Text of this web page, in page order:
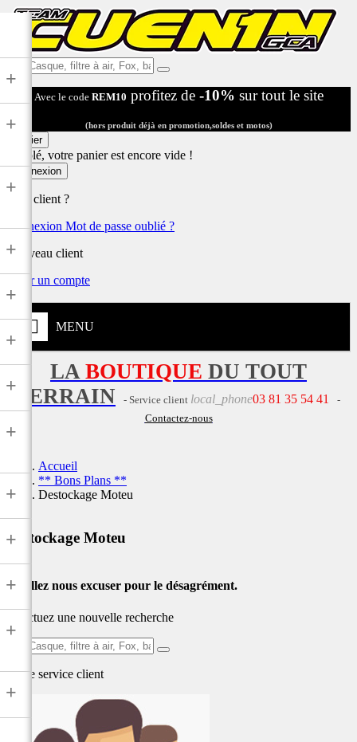
Ex:
Casque,
filtre
air,
Fox,
...
Avec le code REM10 profitez de -10% sur tout le site
(hors produit déjà en promotion,soldes et motos)
Panier
Désolé, votre panier est encore vide !
Connexion
Déjà client ?
Connexion Mot de passe oublié ?
Nouveau client
Créer un compte
MENU
+
+
+
+
+
+
+
+
+
+
+
+
+
LA BOUTIQUE DU TOUT
TERRAIN
- Service client local_phone03 81 35 54 41
-
Contactez-nous
Accueil
** Bons Plans **
Destockage Moteu
Destockage Moteu
Veuillez nous excuser pour le désagrément.
Effectuez une nouvelle recherche
Ex:
batterie
Notre service client